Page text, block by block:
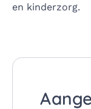
en kinderzorg.